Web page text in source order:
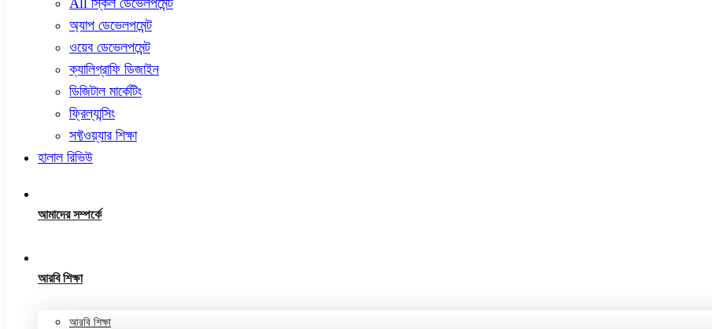
All স্কিল ডেভেলপমেন্ট
অ্যাপ ডেভেলপমেন্ট
ওয়েব ডেভেলপমেন্ট
ক্যালিগ্রাফি ডিজাইন
ডিজিটাল মার্কেটিং
ফ্রিল্যান্সিং
সফ্টওয়্যার শিক্ষা
হালাল রিভিউ
আমাদের সম্পর্কে
আরবি শিক্ষা
আরবি শিক্ষা